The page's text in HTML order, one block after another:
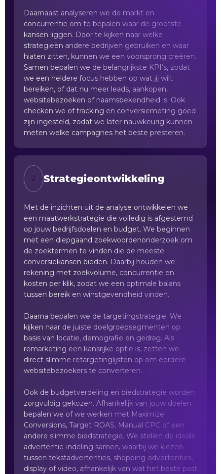
Daarnaast analyseren we de markt en
concurrentie om te bepalen waar de grootste
kansen liggen. Door te kijken naar welke
strategieën andere bedrijven gebruiken en waar
hiaten zitten, kunnen we een voorsprong creëren.
Samen bepalen we de belangrijkste KPI’s, zodat
we een heldere focus hebben op wat jij wilt
bereiken, of dat nu meer leads, aankopen,
websitebezoeken of naamsbekendheid is. Ook
checken we of tracking en conversiemeting goed
zijn ingesteld, zodat we later nauwkeurig kunnen
meten welke campagnes het beste presteren.
2 Strategieontwikkeling
Met de inzichten uit de analyse ontwikkelen we
een maatwerkstrategie die volledig is afgestemd
op jouw bedrijfsdoelen en budget. We beginnen
met een diepgaand zoekwoordenonderzoek om
de zoektermen te vinden die de meeste
conversiekansen bieden. Daarbij houden we
rekening met zoekvolume, concurrentie en
kosten per klik, zodat we een optimale balans
tussen bereik en winstgevendheid vinden.
Daarna bepalen we de targetingstrategie. We
kijken naar de juiste doelgroepsegmenten op
basis van locatie, demografie en gedrag. Als
remarketing een kansrijke optie is, zetten we
direct slimme retargetinglijsten op om eerdere
websitebezoekers te converteren.
Ook de budgetverdeling en biedstrategie worden
zorgvuldig gekozen. Afhankelijk van jouw doelen
bepalen we of we werken met Maximize
Conversions, Target ROAS, Manual CPC of een
andere slimme biedstrategie. We stellen de ideale
advertentie-indeling samen, waarbij we kiezen
tussen tekstadvertenties, shopping-advertenties,
display of video, afhankelijk van wat het beste past